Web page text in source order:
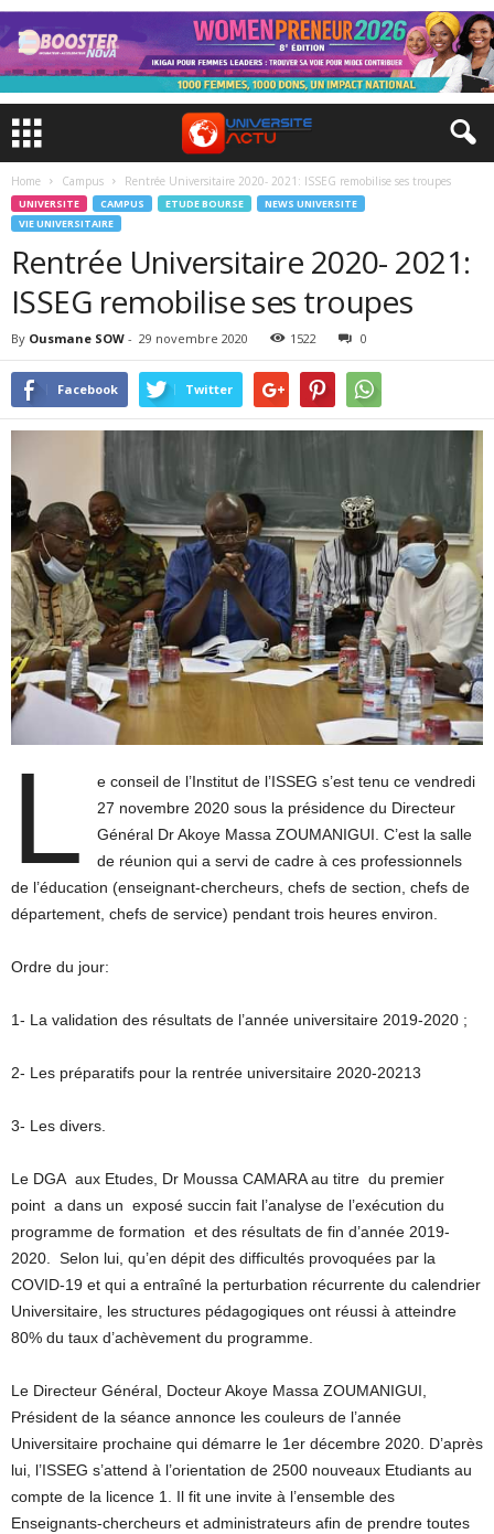
Home Campus Rentrée Universitaire 2020- 2021: ISSEG remobilise ses troupes
UNIVERSITE CAMPUS ETUDE BOURSE
NEWS UNIVERSITE
VIE UNIVERSITAIRE
Rentrée Universitaire 2020- 2021:
ISSEG remobilise ses troupes
By Ousmane SOW - 29 novembre 2020 1522 0
Facebook Twitter
L
e conseil de l’Institut de l’ISSEG s’est tenu ce vendredi
27 novembre 2020 sous la présidence du Directeur
Général Dr Akoye Massa ZOUMANIGUI. C’est la salle
de réunion qui a servi de cadre à ces professionnels
de l’éducation (enseignant-chercheurs, chefs de section, chefs de
département, chefs de service) pendant trois heures environ.
Ordre du jour:
1- La validation des résultats de l’année universitaire 2019-2020 ;
2- Les préparatifs pour la rentrée universitaire 2020-20213
3- Les divers.
Le DGA aux Etudes, Dr Moussa CAMARA au titre du premier
point a dans un exposé succin fait l’analyse de l’exécution du
programme de formation et des résultats de fin d’année 2019-
2020. Selon lui, qu’en dépit des difficultés provoquées par la
COVID-19 et qui a entraîné la perturbation récurrente du calendrier
Universitaire, les structures pédagogiques ont réussi à atteindre
80% du taux d’achèvement du programme.
Le Directeur Général, Docteur Akoye Massa ZOUMANIGUI,
Président de la séance annonce les couleurs de l’année
Universitaire prochaine qui démarre le 1er décembre 2020. D’après
lui, l’ISSEG s’attend à l’orientation de 2500 nouveaux Etudiants au
compte de la licence 1. Il fit une invite à l’ensemble des
Enseignants-chercheurs et administrateurs afin de prendre toutes